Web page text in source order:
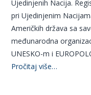
Ujedinjenih Nacija.
pri Ujedinjenim
Američkih država sa
međunarodna
UNESKO-m i
Pročitaj više…